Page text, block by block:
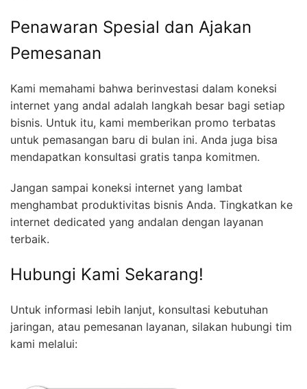
Penawaran Spesial dan Ajakan
Pemesanan
Kami memahami bahwa berinvestasi dalam koneksi
internet yang andal adalah langkah besar bagi setiap
bisnis. Untuk itu, kami memberikan promo terbatas
untuk pemasangan baru di bulan ini. Anda juga bisa
mendapatkan konsultasi gratis tanpa komitmen.
Jangan sampai koneksi internet yang lambat
menghambat produktivitas bisnis Anda. Tingkatkan ke
internet dedicated yang andalan dengan layanan
terbaik.
Hubungi Kami Sekarang!
Untuk informasi lebih lanjut, konsultasi kebutuhan
jaringan, atau pemesanan layanan, silakan hubungi tim
kami melalui: